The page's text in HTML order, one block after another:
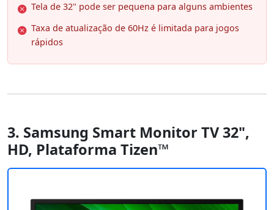
Tela de 32" pode ser pequena para alguns ambientes
Taxa de atualização de 60Hz é limitada para jogos
rápidos
3. Samsung Smart Monitor TV 32",
HD, Plataforma Tizen™